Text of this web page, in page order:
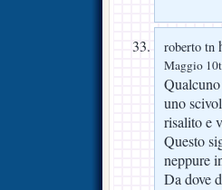
roberto tn
Maggio
uno
risalito e
Questo
neppure
Da dove